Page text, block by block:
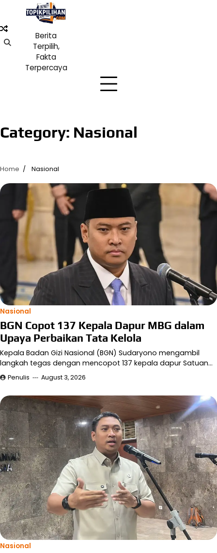
content
Berita
Terpilih,
Fakta
Terpercaya
Category: Nasional
Home Nasional
Nasional
BGN Copot 137 Kepala Dapur MBG dalam
Upaya Perbaikan Tata Kelola
Kepala Badan Gizi Nasional (BGN) Sudaryono mengambil
langkah tegas dengan mencopot 137 kepala dapur Satuan…
Penulis August 3, 2026
Nasional